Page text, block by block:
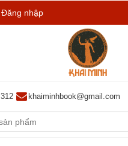
Đăng nhập
khaiminhbook@gmail.com